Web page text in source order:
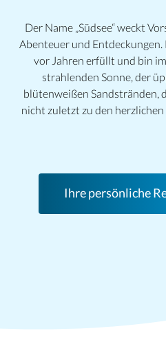
Der Name „Südsee“ weckt
Abenteuer und
vor Jahren erfüllt und bin
strahlenden Sonne, der
blütenweißen Sandstränden,
nicht zuletzt zu den
Ihre persönliche